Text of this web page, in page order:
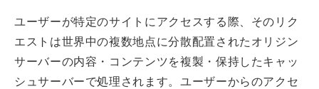
ユーザーが特定のサイトにアクセスする際、そのリク
エストは世界中の複数地点に分散配置されたオリジン
サーバーの内容・コンテンツを複製・保持したキャッ
シュサーバーで処理されます。ユーザーからのアクセ